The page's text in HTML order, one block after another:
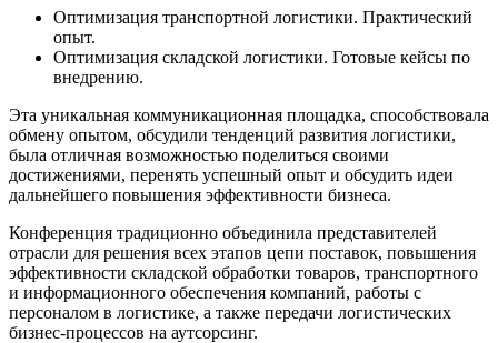
Оптимизация транспортной логистики. Практический
опыт.
Оптимизация складской логистики. Готовые кейсы по
внедрению.
Эта уникальная коммуникационная площадка, способствовала
обмену опытом, обсудили тенденций развития логистики,
была отличная возможностью поделиться своими
достижениями, перенять успешный опыт и обсудить идеи
дальнейшего повышения эффективности бизнеса.
Конференция традиционно объединила представителей
отрасли для решения всех этапов цепи поставок, повышения
эффективности складской обработки товаров, транспортного
и информационного обеспечения компаний, работы с
персоналом в логистике, а также передачи логистических
бизнес-процессов на аутсорсинг.